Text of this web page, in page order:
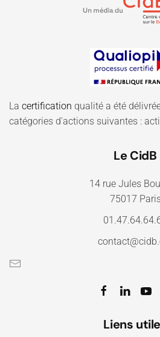
La certification qualité a été
catégories d'actions suivantes :
Le CidB
14 rue Jules
75017
Liens